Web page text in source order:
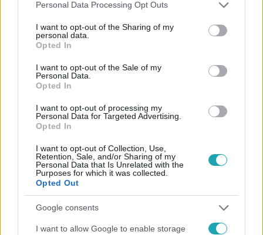
Please note that this website/app uses one or more Google
not limited to your visit or usage behaviour. You may click to
grant or deny consent to Google and its third-party tags to
use your data for below specified purposes in below Google
consent section.
Personal Data Processing Opt Outs
I want to opt-out of the Sharing of my
personal data.
Opted In
I want to opt-out of the Sale of my
Personal Data.
Opted In
I want to opt-out of processing my
Personal Data for Targeted Advertising.
Opted In
I want to opt-out of Collection, Use,
Retention, Sale, and/or Sharing of my
Personal Data that Is Unrelated with the
Purposes for which it was collected.
Opted Out
Google consents
I want to allow Google to enable storage
UEFA
BAJNOKOK LIGÁJA EREDMÉNYEK
PSG-BAYERN MÜNCHEN
Népszerű